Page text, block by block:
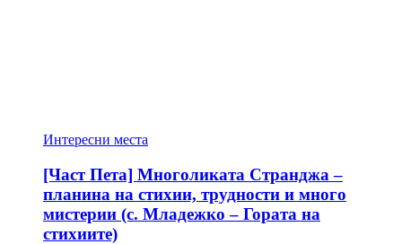
Интересни места
[Част Пета] Многоликата Странджа –
планина на стихии, трудности и много
мистерии (с. Младежко – Гората на
стихиите)